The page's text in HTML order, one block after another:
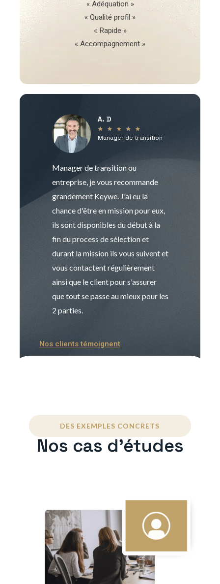
« Adéquation »
« Qualité profil »
« Rapide »
« Accompagnement »
A. D
★ ★ ★ ★ ★
Manager de transition
Manager de transition ou
entreprise, je vous recommande
grandement Keywe. J'ai eu la
chance d'être en mission pour eux,
ils sont disponibles du début à la
fin du process de sélection et
durant la mission ils vous suivent et
vous contactent régulièrement
ainsi que le client pour s'assurer
que tout se passe au mieux pour les
2 parties.
Nos clients témoignent
DES EXEMPLES CONCRETS
Nos cas d'études